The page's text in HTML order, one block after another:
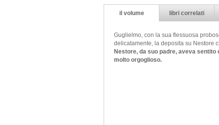
il volume libri correlati
Guglielmo, con la sua flessuosa
delicatamente, la deposita su Nestore
Nestore, da suo padre, aveva
molto orgoglioso.